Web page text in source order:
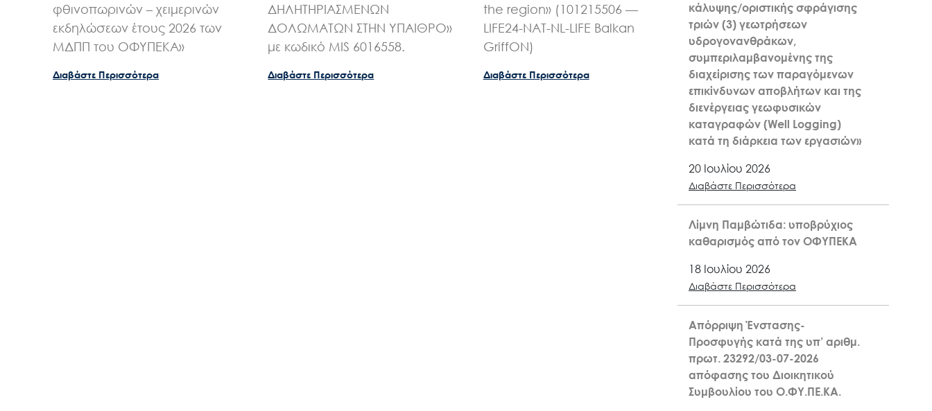
φθινοπωρινών – χειμερινών
εκδηλώσεων έτους 2026 των
ΜΔΠΠ του ΟΦΥΠΕΚΑ»
Διαβάστε Περισσότερα
ΔΗΛΗΤΗΡΙΑΣΜΕΝΩΝ
ΔΟΛΩΜΑΤΩΝ ΣΤΗΝ ΥΠΑΙΘΡΟ»
με κωδικό MIS 6016558.
Διαβάστε Περισσότερα
the region» (101215506 —
LIFE24-NAT-NL-LIFE Balkan
GriffON)
Διαβάστε Περισσότερα
κάλυψης/οριστικής σφράγισης
τριών (3) γεωτρήσεων
υδρογονανθράκων,
συμπεριλαμβανομένης της
διαχείρισης των παραγόμενων
επικίνδυνων αποβλήτων και της
διενέργειας γεωφυσικών
καταγραφών (Well Logging)
κατά τη διάρκεια των εργασιών»
20 Ιουλίου 2026
Διαβάστε Περισσότερα
Λίμνη Παμβώτιδα: υποβρύχιος
καθαρισμός από τον ΟΦΥΠΕΚΑ
18 Ιουλίου 2026
Διαβάστε Περισσότερα
Απόρριψη Ένστασης-
Προσφυγής κατά της υπ’ αριθμ.
πρωτ. 23292/03-07-2026
απόφασης του Διοικητικού
Συμβουλίου του Ο.ΦΥ.ΠΕ.ΚΑ.